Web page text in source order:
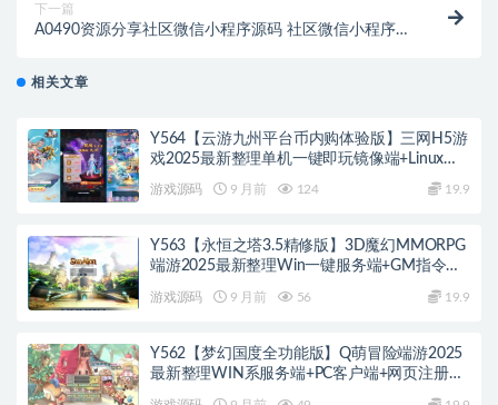
下一篇
A0490资源分享社区微信小程序源码 社区微信小程序源
相关文章
Y564【云游九州平台币内购体验版】三网H5游
戏2025最新整理单机一键即玩镜像端+Linux手
游戏源码 9 月前 124 19.9
Y563【永恒之塔3.5精修版】3D魔幻MMORPG
端游2025最新整理Win一键服务端+GM指令
游戏源码 9 月前 56 19.9
Y562【梦幻国度全功能版】Q萌冒险端游2025
最新整理WIN系服务端+PC客户端+网页注册